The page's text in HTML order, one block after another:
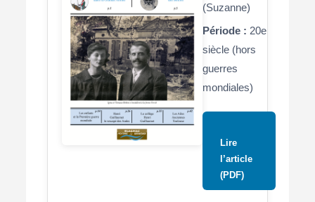
(Suzanne)
Période : 20e
siècle (hors
guerres
mondiales)
Lire
l’article
(PDF)